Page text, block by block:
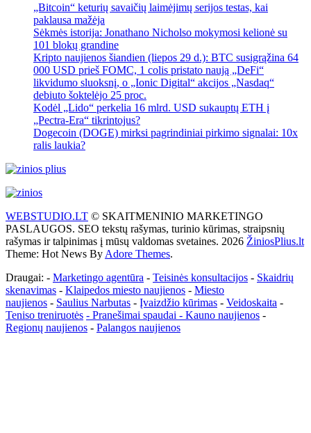
„Bitcoin“ keturių savaičių laimėjimų serijos testas, kai
paklausa mažėja
Sėkmės istorija: Jonathano Nicholso mokymosi kelionė su
101 blokų grandine
Kripto naujienos šiandien (liepos 29 d.): BTC susigrąžina 64
000 USD prieš FOMC, 1 colis pristato naują „DeFi“
likvidumo sluoksnį, o „Ionic Digital“ akcijos „Nasdaq“
debiuto šoktelėjo 25 proc.
Kodėl „Lido“ perkelia 16 mlrd. USD sukauptų ETH į
„Pectra-Era“ tikrintojus?
Dogecoin (DOGE) mirksi pagrindiniai pirkimo signalai: 10x
ralis laukia?
WEBSTUDIO.LT © SKAITMENINIO MARKETINGO
PASLAUGOS. SEO tekstų rašymas, turinio kūrimas, straipsnių
rašymas ir talpinimas į mūsų valdomas svetaines. 2026 ŽiniosPlius.lt
Theme: Hot News By Adore Themes.
Draugai: - Marketingo agentūra - Teisinės konsultacijos - Skaidrių
skenavimas - Klaipedos miesto naujienos - Miesto
naujienos - Saulius Narbutas - Įvaizdžio kūrimas - Veidoskaita -
Teniso treniruotės - Pranešimai spaudai - Kauno naujienos -
Regionų naujienos - Palangos naujienos